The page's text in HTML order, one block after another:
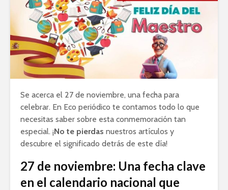
Se acerca el 27 de noviembre, una fecha para
celebrar. En Eco periódico te contamos todo lo que
necesitas saber sobre esta conmemoración tan
especial. ¡No te pierdas nuestros artículos y
descubre el significado detrás de este día!
27 de noviembre: Una fecha clave
en el calendario nacional que